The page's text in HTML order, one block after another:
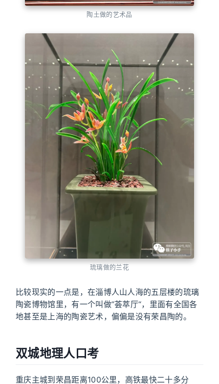
陶土做的艺术品
琉璃做的兰花
比较现实的一点是，在淄博人山人海的五层楼的琉璃
陶瓷博物馆里，有一个叫做”荟萃厅“，里面有全国各
地甚至是上海的陶瓷艺术，偏偏是没有荣昌陶的。
双城地理人口考
重庆主城到荣昌距离100公里，高铁最快二十多分